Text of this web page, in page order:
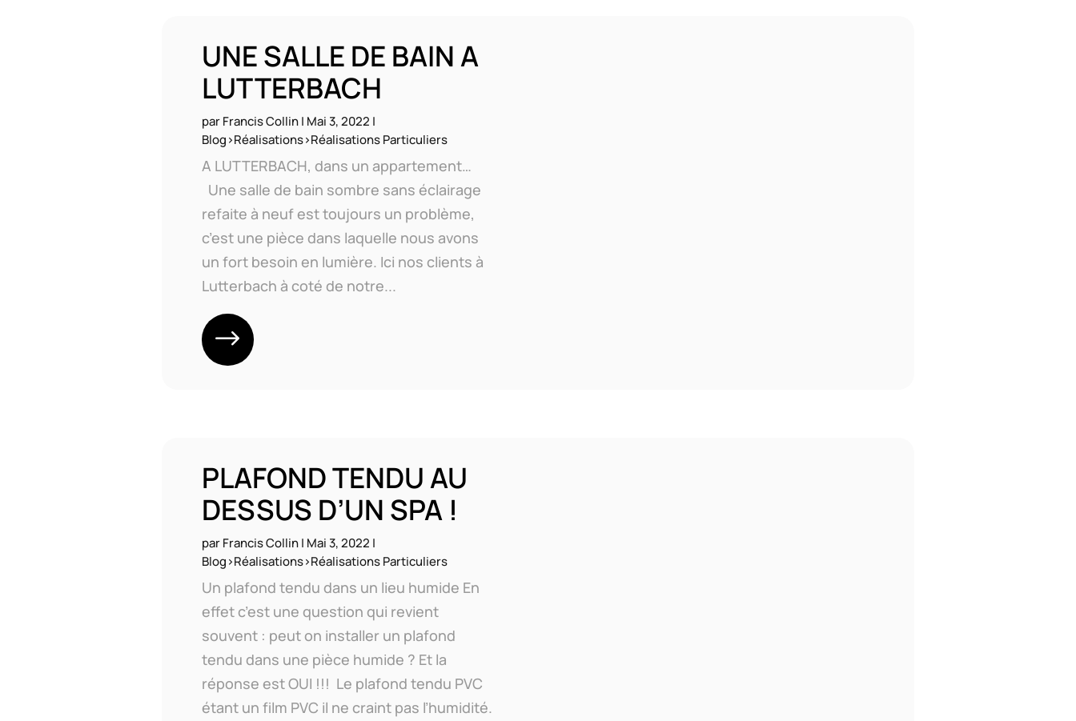
UNE SALLE DE BAIN A
LUTTERBACH
parFrancis Collin| Mai 3, 2022 |
Blog>Réalisations>Réalisations Particuliers
A LUTTERBACH, dans un appartement…
Une salle de bain sombre sans éclairage
refaite à neuf est toujours un problème,
c’est une pièce dans laquelle nous avons
un fort besoin en lumière. Ici nos clients à
Lutterbach à coté de notre...
PLAFOND TENDU AU
DESSUS D’UN SPA !
parFrancis Collin| Mai 3, 2022 |
Blog>Réalisations>Réalisations Particuliers
Un plafond tendu dans un lieu humide En
effet c’est une question qui revient
souvent : peut on installer un plafond
tendu dans une pièce humide ? Et la
réponse est OUI !!! Le plafond tendu PVC
étant un film PVC il ne craint pas l’humidité.